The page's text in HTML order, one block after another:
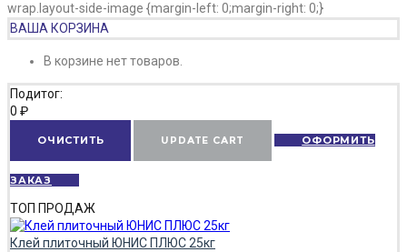
wrap.layout-side-image {margin-left: 0;margin-right: 0;}
ВАША КОРЗИНА
В корзине нет товаров.
Подитог:
0 ₽
ОЧИСТИТЬ UPDATE CART ОФОРМИТЬ
ЗАКАЗ
ТОП ПРОДАЖ
Клей плиточный ЮНИС ПЛЮС 25кг